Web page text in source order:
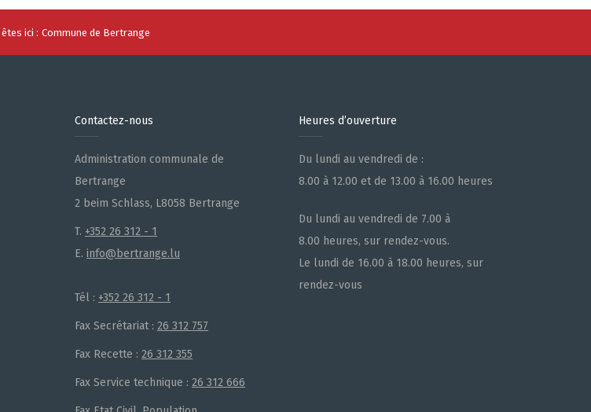
ici : Commune de Bertrange
Contactez-nous
Administration communale de
Bertrange
2 beim Schlass, L8058 Bertrange
T. +352 26 312 - 1
E. info@bertrange.lu
Tél : +352 26 312 - 1
Fax Secrétariat : 26 312 757
Fax Recette : 26 312 355
Fax Service technique : 26 312 666
Heures d’ouverture
Du lundi au vendredi de :
8.00 à 12.00 et de 13.00 à 16.00 heures
Du lundi au vendredi de 7.00 à
8.00 heures, sur rendez-vous.
Le lundi de 16.00 à 18.00 heures, sur
rendez-vous